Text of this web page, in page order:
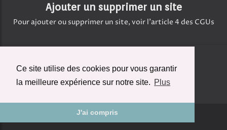
Ce site utilise des cookies pour vous garantir
la meilleure expérience sur notre site. Plus
J'ai compris
Ajouter un supprimer un site
Pour ajouter ou supprimer un site, voir l'article 4 des CGUs
Contact
Contact à propos de cette page
© Copyright:Teradoc Sarl